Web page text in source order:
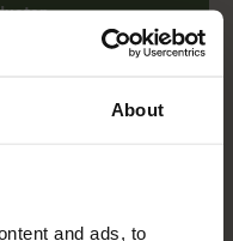
About
and ads, to
collectie? Onze
openingstijden: